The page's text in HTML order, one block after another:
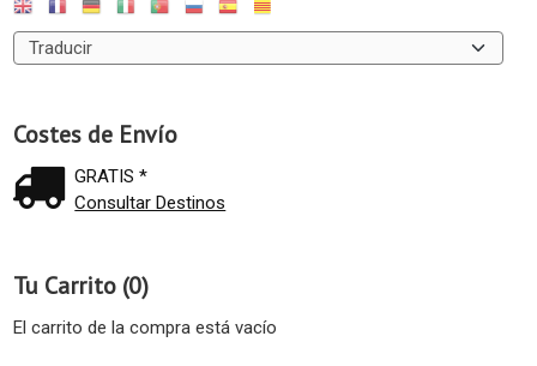
Costes de Envío
GRATIS *
Consultar Destinos
Tu Carrito (0)
El carrito de la compra está vacío